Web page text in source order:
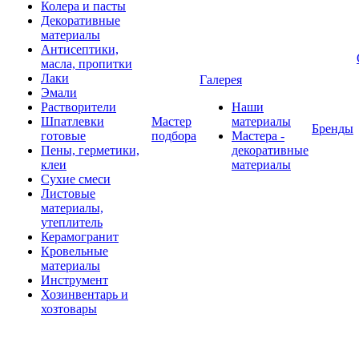
Колера и пасты
Декоративные
материалы
Антисептики,
масла, пропитки
Лаки
Эмали
Растворители
Шпатлевки
готовые
Пены, герметики,
клеи
Сухие смеси
Листовые
материалы,
утеплитель
Керамогранит
Кровельные
материалы
Инструмент
Хозинвентарь и
хозтовары
Мастер
подбора
Галерея
Наши
материалы
Мастера -
декоративные
материалы
Бренды